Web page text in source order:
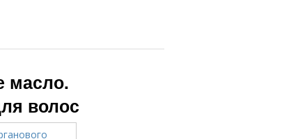
масло.
волос